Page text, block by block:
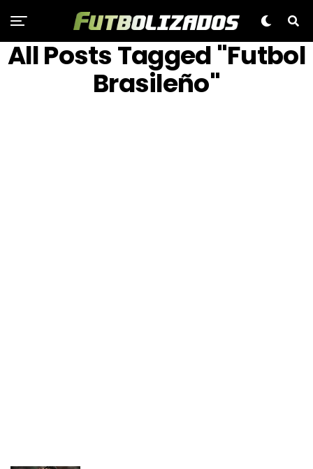
All Posts Tagged "futbol
Brasileño"